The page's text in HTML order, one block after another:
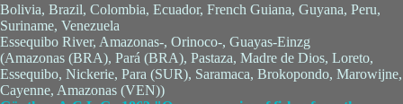
Bolivia, Brazil, Colombia, Ecuador, French Guiana, Guyana, Peru,
Suriname, Venezuela
Essequibo River, Amazonas-, Orinoco-, Guayas-Einzg
(Amazonas (BRA), Pará (BRA), Pastaza, Madre de Dios, Loreto,
Essequibo, Nickerie, Para (SUR), Saramaca, Brokopondo, Marowijne,
Cayenne, Amazonas (VEN))